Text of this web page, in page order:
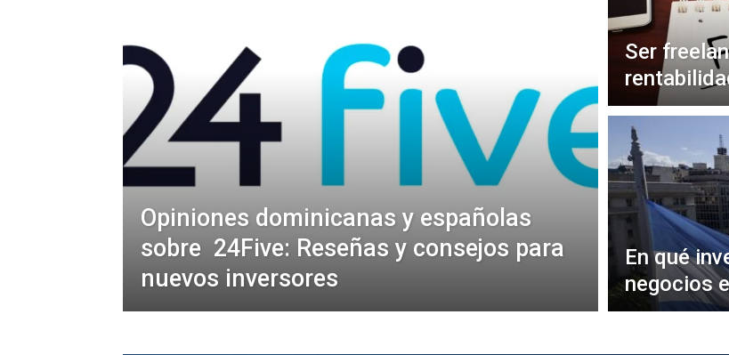
Opiniones dominicanas y españolas
sobre 24Five: Reseñas y consejos para
nuevos inversores
Ser
En qué
negocios